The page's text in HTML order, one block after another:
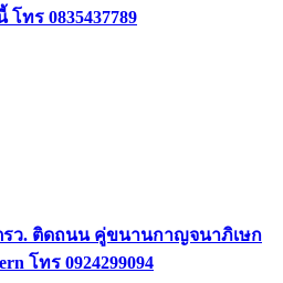
ทร 0835437789
รว. ติดถนน คู่ขนานกาญจนาภิเษก
โทร 0924299094